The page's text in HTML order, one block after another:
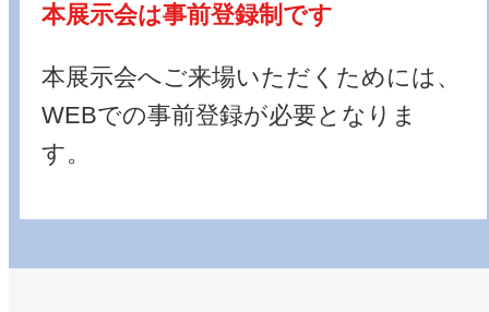
本展示会は事前登録制です
本展示会へご来場いただくためには、
WEBでの事前登録が必要となりま
す。